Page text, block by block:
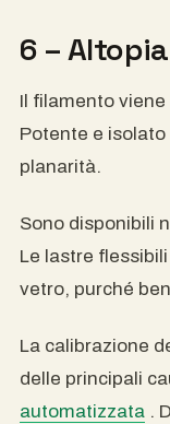
6 –
Il filamento
Potente e
planarità.
Sono disponibili
Le lastre
vetro, purché
La calibrazione
delle principali
automatizzata .